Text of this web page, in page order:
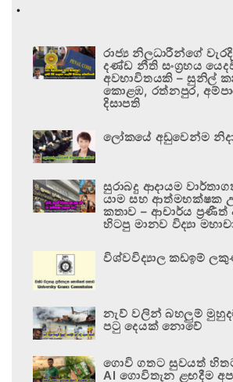
.
රාජ්‍ය නිලධාරීන්ගේ
දණ්ඩ නීති සංග්‍රහය
අවභාවිතයකි – සුනිල්
කොළඹ, රත්නපුර,
දිසාපති
ලෝකයේ අඩුවෙන්ම
සුරාබදු ආදායම
යාම සහ ආත්මභක්ෂක
කතාව – ආචාර්ය
හිටපු මානව විද්‍යා
විශ්වවිද්‍යාල කඩඉම්
නැව් වලින් බහලුම්
පටු දෙයක් නොවේ
ගොවි ගතට සුවයත්
AI ගොවිතැන ළඟදීම